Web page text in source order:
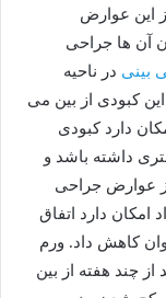
این عوارض
آن ها جراحی
بینی در ناحیه
کبودی از بین می
دارد کبودی
داشته باشد و
عوارض جراحی
دارد اتفاق
کاهش داد. ورم
چند هفته از بین